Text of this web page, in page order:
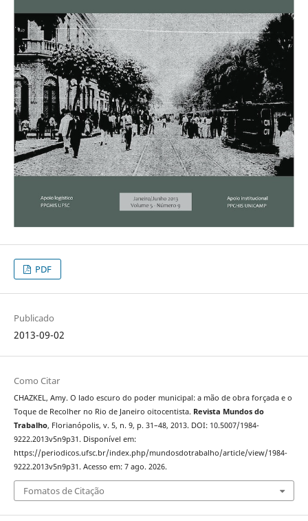
PDF
Publicado
2013-09-02
Como Citar
CHAZKEL, Amy. O lado escuro do poder municipal: a mão de obra forçada e o
Toque de Recolher no Rio de Janeiro oitocentista. Revista Mundos do
Trabalho, Florianópolis, v. 5, n. 9, p. 31–48, 2013. DOI: 10.5007/1984-
9222.2013v5n9p31. Disponível em:
https://periodicos.ufsc.br/index.php/mundosdotrabalho/article/view/1984-
9222.2013v5n9p31. Acesso em: 7 ago. 2026.
Fomatos de Citação